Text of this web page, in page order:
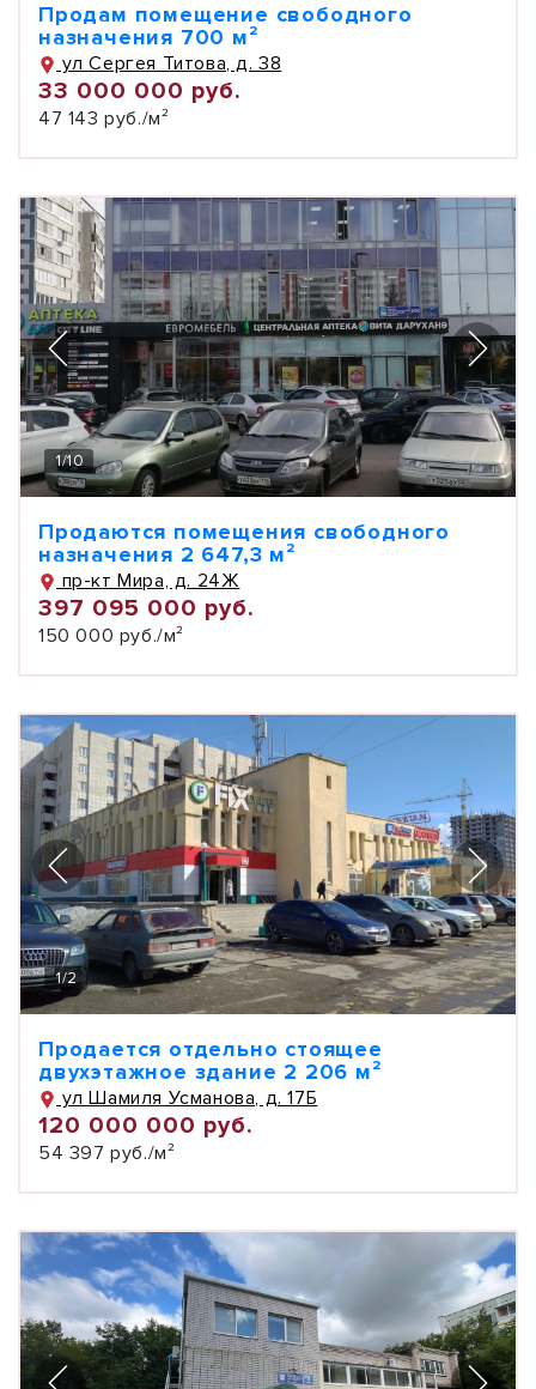
Продам помещение свободного
назначения 700 м²
ул Сергея Титова, д. 38
33 000 000 руб.
47 143 руб./м²
1/10
Продаются помещения свободного
назначения 2 647,3 м²
пр-кт Мира, д. 24Ж
397 095 000 руб.
150 000 руб./м²
1/2
Продается отдельно стоящее
двухэтажное здание 2 206 м²
ул Шамиля Усманова, д. 17Б
120 000 000 руб.
54 397 руб./м²